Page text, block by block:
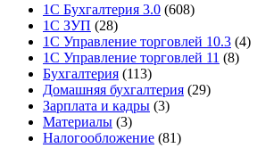
1С Бухгалтерия 3.0 (608)
1С ЗУП (28)
1С Управление торговлей 10.3 (4)
1С Управление торговлей 11 (8)
Бухгалтерия (113)
Домашняя бухгалтерия (29)
Зарплата и кадры (3)
Материалы (3)
Налогообложение (81)